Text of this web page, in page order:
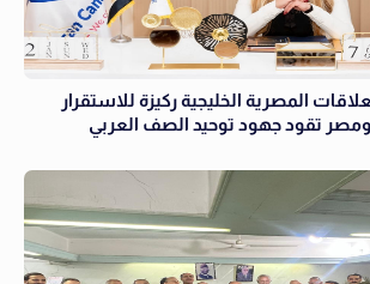
المصرية الخليجية ركيزة للاستقرار
ومصر تقود جهود توحيد الصف العربي